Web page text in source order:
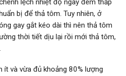
lệch nhiệt độ ngày đêm thấp
bị để thả tôm. Tuy nhiên, ở
gay gắt kéo dài thì nên thả tôm
thời tiết dịu lại rồi mới thả tôm,
ít và vừa đủ khoảng 80% lượng